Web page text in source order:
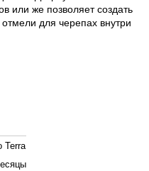
или же позволяет создать
для черепах внутри
Terra